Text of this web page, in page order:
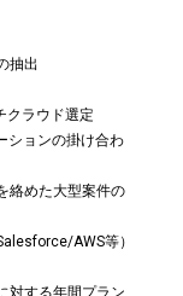
抽出
ラウド選定
ションの掛け合わ
絡めた大型案件の
AWS等）
対する年間プラン